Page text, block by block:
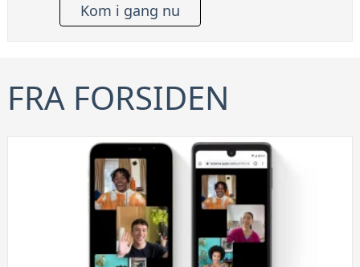
Kom i gang nu
FRA FORSIDEN